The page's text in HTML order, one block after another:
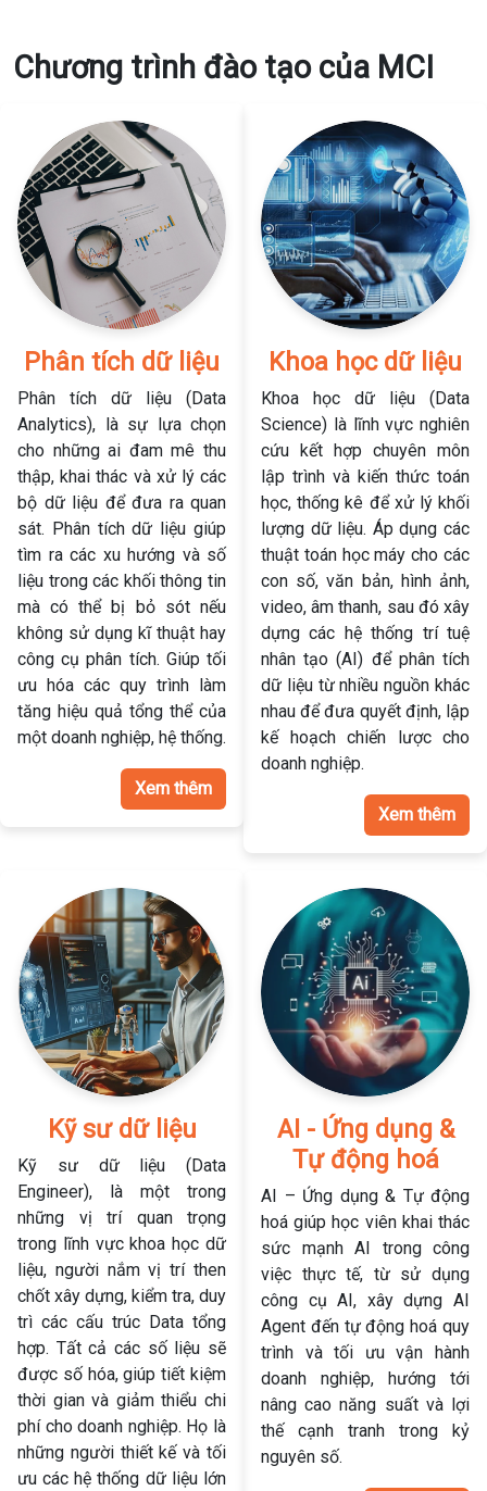
Chương trình đào tạo của MCI
Phân tích dữ liệu
Phân tích dữ liệu (Data
Analytics), là sự lựa chọn
cho những ai đam mê thu
thập, khai thác và xử lý các
bộ dữ liệu để đưa ra quan
sát. Phân tích dữ liệu giúp
tìm ra các xu hướng và số
liệu trong các khối thông tin
mà có thể bị bỏ sót nếu
không sử dụng kĩ thuật hay
công cụ phân tích. Giúp tối
ưu hóa các quy trình làm
tăng hiệu quả tổng thể của
một doanh nghiệp, hệ thống.
Xem thêm
Khoa học dữ liệu
Khoa học dữ liệu (Data
Science) là lĩnh vực nghiên
cứu kết hợp chuyên môn
lập trình và kiến thức toán
học, thống kê để xử lý khối
lượng dữ liệu. Áp dụng các
thuật toán học máy cho các
con số, văn bản, hình ảnh,
video, âm thanh, sau đó xây
dựng các hệ thống trí tuệ
nhân tạo (AI) để phân tích
dữ liệu từ nhiều nguồn khác
nhau để đưa quyết định, lập
kế hoạch chiến lược cho
doanh nghiệp.
Xem thêm
Kỹ sư dữ liệu
Kỹ sư dữ liệu (Data
Engineer), là một trong
những vị trí quan trọng
trong lĩnh vực khoa học dữ
liệu, người nắm vị trí then
chốt xây dựng, kiểm tra, duy
trì các cấu trúc Data tổng
hợp. Tất cả các số liệu sẽ
được số hóa, giúp tiết kiệm
thời gian và giảm thiểu chi
phí cho doanh nghiệp. Họ là
những người thiết kế và tối
ưu các hệ thống dữ liệu lớn
AI - Ứng dụng &
Tự động hoá
AI – Ứng dụng & Tự động
hoá giúp học viên khai thác
sức mạnh AI trong công
việc thực tế, từ sử dụng
công cụ AI, xây dựng AI
Agent đến tự động hoá quy
trình và tối ưu vận hành
doanh nghiệp, hướng tới
nâng cao năng suất và lợi
thế cạnh tranh trong kỷ
nguyên số.